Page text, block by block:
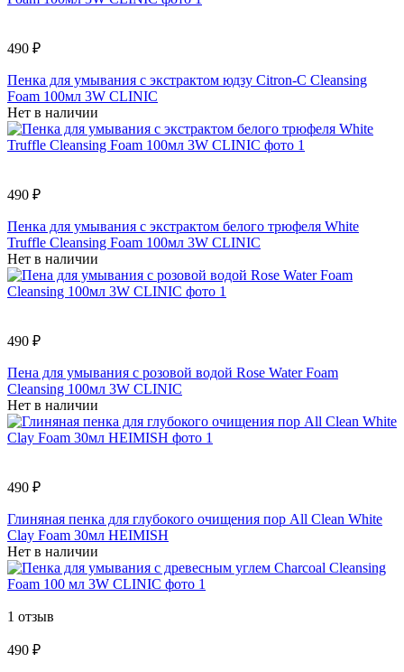
490 ₽
Пенка для умывания с экстрактом юдзу Citron-C Cleansing
Foam 100мл 3W CLINIC
Нет в наличии
490 ₽
Пенка для умывания с экстрактом белого трюфеля White
Truffle Cleansing Foam 100мл 3W CLINIC
Нет в наличии
490 ₽
Пена для умывания с розовой водой Rose Water Foam
Cleansing 100мл 3W CLINIC
Нет в наличии
490 ₽
Глиняная пенка для глубокого очищения пор All Clean White
Clay Foam 30мл HEIMISH
Нет в наличии
1 отзыв
490 ₽